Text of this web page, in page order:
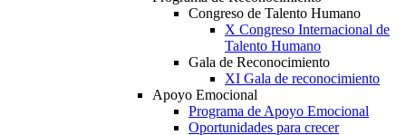
Congreso de Talento Humano
X Congreso Internacional de
Talento Humano
Gala de Reconocimiento
XI Gala de reconocimiento
Apoyo Emocional
Programa de Apoyo Emocional
Oportunidades para crecer